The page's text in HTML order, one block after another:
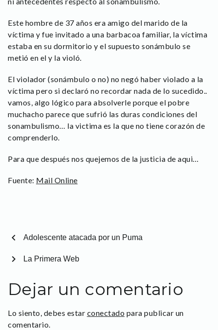
Este hombre de 37 años era amigo del marido de la
víctima y fue invitado a una barbacoa familiar, la víctima
estaba en su dormitorio y el supuesto sonámbulo se
metió en el y la violó.
El violador (sonámbulo o no) no negó haber violado a la
víctima pero si declaró no recordar nada de lo sucedido..
vamos, algo lógico para absolverle porque el pobre
muchacho parece que sufrió las duras condiciones del
sonambulismo… la victima es la que no tiene corazón de
comprenderlo.
Para que después nos quejemos de la justicia de aqui…
Fuente: Mail Online
chevron_left Adolescente atacada por un Puma
La Primera Web
chevron_right
Dejar un comentario
Lo siento, debes estar conectado para publicar un
comentario.